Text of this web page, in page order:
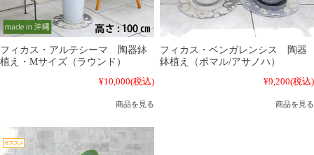
フィカス・アルテシーマ 陶器鉢
植え・Mサイズ（ラウンド）
¥10,000(税込)
商品を見る
フィカス・ベンガレンシス 陶器
鉢植え（ポマル/アサノハ）
¥9,200(税込)
商品を見る